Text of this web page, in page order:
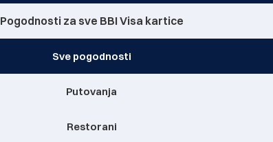
Pogodnosti za sve BBI Visa kartice
Sve pogodnosti
Putovanja
Restorani